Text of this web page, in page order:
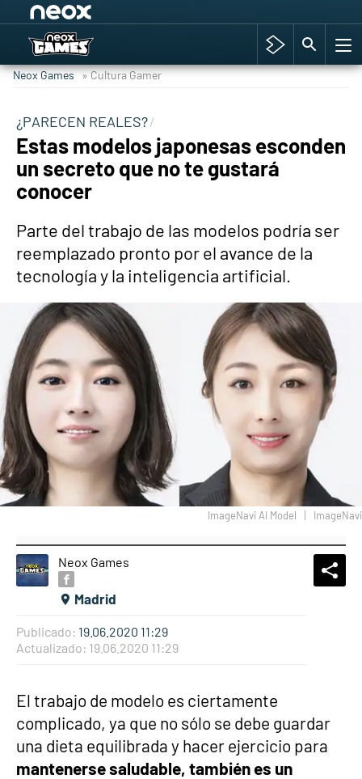
Hyrule Warriors: La Era del Cataclismo
Cyberpunk 2077
Hyrule Warriors
Neox Games » Cultura Gamer
¿PARECEN REALES?
Estas modelos japonesas esconden
un secreto que no te gustará
conocer
Parte del trabajo de las modelos podría ser
reemplazado pronto por el avance de la
tecnología y la inteligencia artificial.
ImageNavi
ImageNavi AI Model
Neox Games
Madrid
Publicado: 19.06.2020 11:29
Actualizado: 19.06.2020 11:29
El trabajo de modelo es ciertamente
complicado, ya que no sólo se debe guardar
una dieta equilibrada y hacer ejercicio para
mantenerse saludable, también es un